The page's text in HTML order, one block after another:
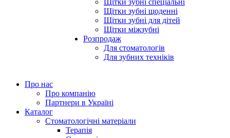
Щітки зубні спеціальні
Щітки зубні щоденні
Щітки зубні для дітей
Щітки міжзубні
Розпродаж
Для стоматологів
Для зубних техніків
Про нас
Про компанію
Партнери в Україні
Каталог
Стоматологічні матеріали
Терапія